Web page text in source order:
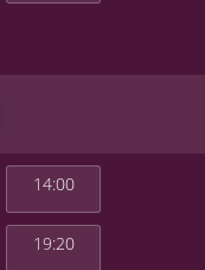
14:00
19:20